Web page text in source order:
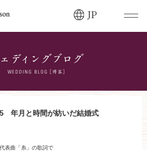
JP
166-088
他のお問い合わせ
年月と時間が紡いだ結婚式
表曲「糸」の歌詞で